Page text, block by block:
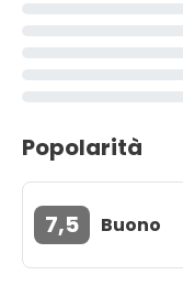
Popolarità
7,5 Buono